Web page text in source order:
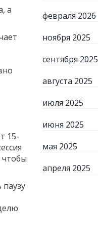
а
15-
чтобы
февраля 2026
ноября 2025
сентября 2025
августа 2025
июля 2025
июня 2025
мая 2025
апреля 2025